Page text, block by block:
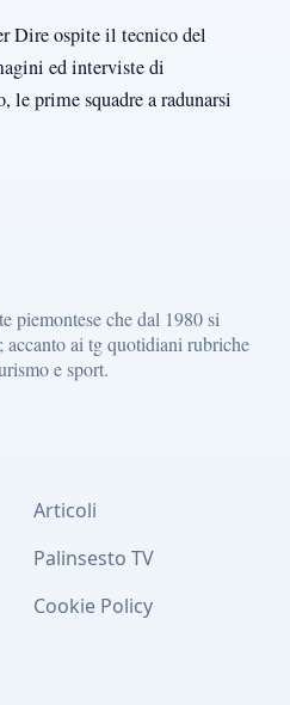
Dire ospite il tecnico del
ed interviste di
le prime squadre a radunarsi
piemontese che dal 1980 si
ai tg quotidiani rubriche
e sport.
Articoli
Palinsesto TV
Cookie Policy